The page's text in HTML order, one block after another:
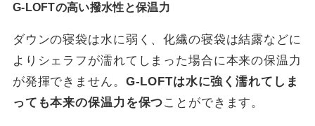
G-LOFTの高い撥水性と保温力
ダウンの寝袋は水に弱く、化繊の寝袋は結露などに
よりシェラフが濡れてしまった場合に本来の保温力
が発揮できません。 G-LOFTは水に強く濡れてしま
っても本来の保温力を保つことができます。